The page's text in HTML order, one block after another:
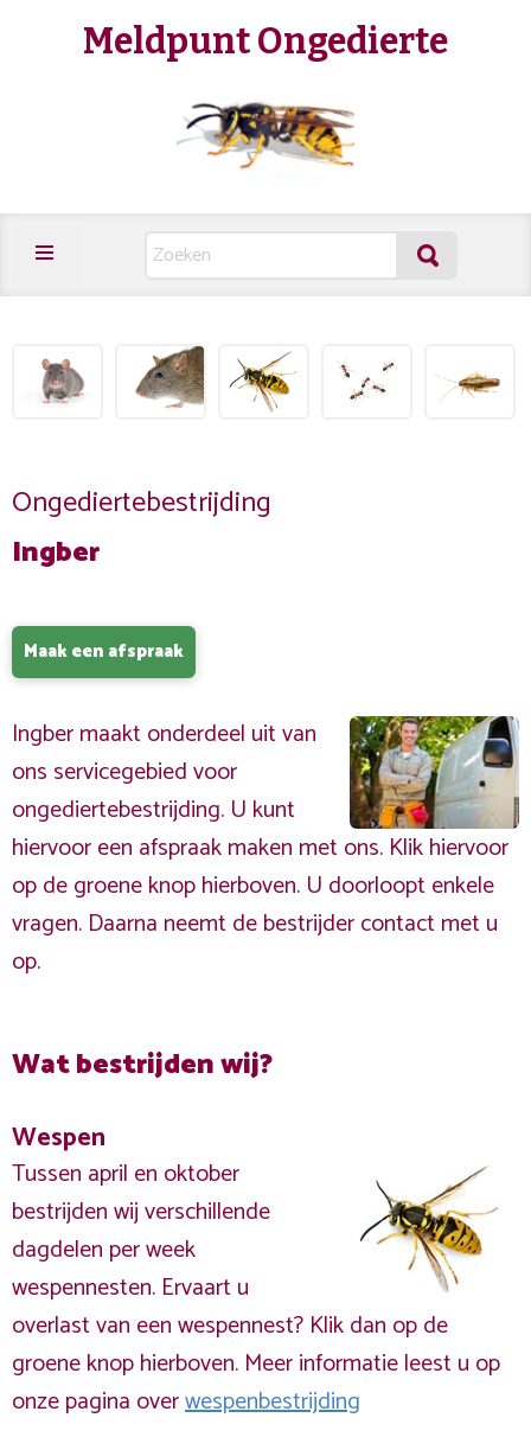
Meldpunt Ongedierte
Ongediertebestrijding
Ingber
Maak een afspraak
Ingber maakt onderdeel uit van
ons servicegebied voor
ongediertebestrijding. U kunt
hiervoor een afspraak maken met ons. Klik hiervoor
op de groene knop hierboven. U doorloopt enkele
vragen. Daarna neemt de bestrijder contact met u
op.
Wat bestrijden wij?
Wespen
Tussen april en oktober
bestrijden wij verschillende
dagdelen per week
wespennesten. Ervaart u
overlast van een wespennest? Klik dan op de
groene knop hierboven. Meer informatie leest u op
onze pagina overwespenbestrijding